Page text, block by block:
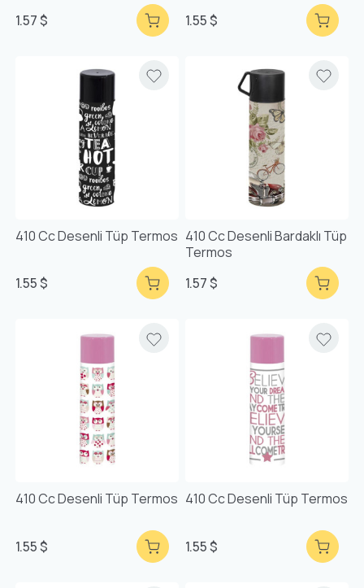
1.57 $
1.55 $
410 Cc Desenli Tüp Termos
1.55 $
410 Cc Desenli Bardaklı Tüp
Termos
1.57 $
410 Cc Desenli Tüp Termos
1.55 $
410 Cc Desenli Tüp Termos
1.55 $